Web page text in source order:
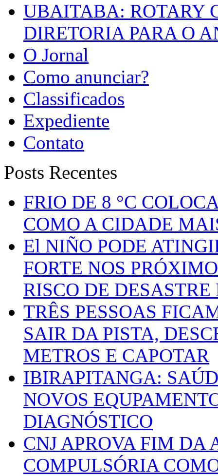
UBAITABA: ROTARY
DIRETORIA PARA O
O Jornal
Como anunciar?
Classificados
Expediente
Contato
Posts Recentes
FRIO DE 8 °C
COMO A CIDADE
El NIÑO PODE
FORTE NOS
RISCO DE
TRÊS PESSOAS
SAIR DA PISTA,
METROS E CAPOTAR
IBIRAPITANGA:
NOVOS
DIAGNÓSTICO
CNJ APROVA FIM DA
COMPULSÓRIA